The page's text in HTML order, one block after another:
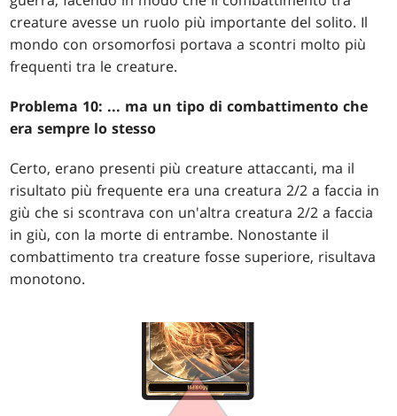
creature avesse un ruolo più importante del solito. Il
mondo con orsomorfosi portava a scontri molto più
frequenti tra le creature.
Problema 10: ... ma un tipo di combattimento che
era sempre lo stesso
Certo, erano presenti più creature attaccanti, ma il
risultato più frequente era una creatura 2/2 a faccia in
giù che si scontrava con un'altra creatura 2/2 a faccia
in giù, con la morte di entrambe. Nonostante il
combattimento tra creature fosse superiore, risultava
monotono.